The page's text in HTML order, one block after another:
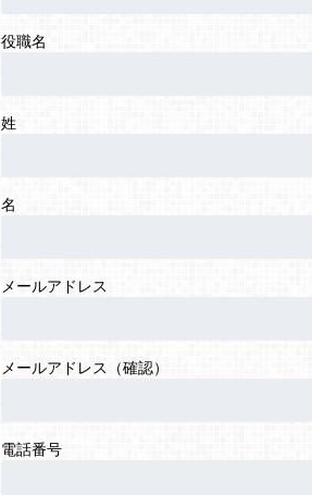
役職名
姓
名
メールアドレス
メールアドレス（確認）
電話番号